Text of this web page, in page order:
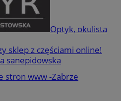
Optyk, okulista
sklep z częściami online!
sanepidowska
stron www -Zabrze